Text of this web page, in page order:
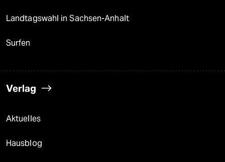
Landtagswahl in Sachsen-Anhalt
Surfen
Verlag
Aktuelles
Hausblog